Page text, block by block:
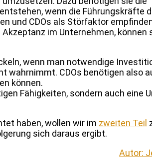
wenn die Führungskräfte
und CDOs als Störfaktor
im Unternehmen, können
wenn man notwendige
wahrnimmt. CDOs benötigen also
können.
Fähigkeiten, sondern auch eine
haben, wollen wir im zweiten Teil
sich daraus ergibt.
Autor: